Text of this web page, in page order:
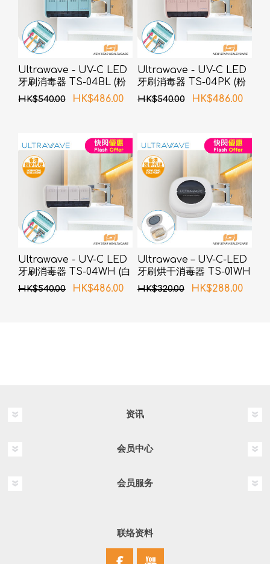
Ultrawave - UV-C LED
牙刷消毒器 TS-04BL (粉
蓝色)
HK$540.00 HK$486.00
Ultrawave - UV-C LED
牙刷消毒器 TS-04PK (粉
色)
HK$540.00 HK$486.00
Ultrawave - UV-C LED
牙刷消毒器 TS-04WH (白
色)
HK$540.00 HK$486.00
Ultrawave – UV-C-LED
牙刷烘干消毒器 TS-01WH
(白色)
HK$320.00 HK$288.00
资讯
会员中心
会员服务
联络资料